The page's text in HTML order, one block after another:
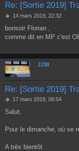
Re: [Sortie 2019]
M
s
s
e
14 mars 2019, 22:32
bonsoir Florian ,
comme dit en MP c'est
JJ38
Re: [Sortie 2019]
M
s
a
17 mars 2019, 08:54
Salut,
Pour le dimanche, où se
A très bientôt